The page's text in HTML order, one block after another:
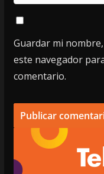
Guardar mi
este navegador
comentario.